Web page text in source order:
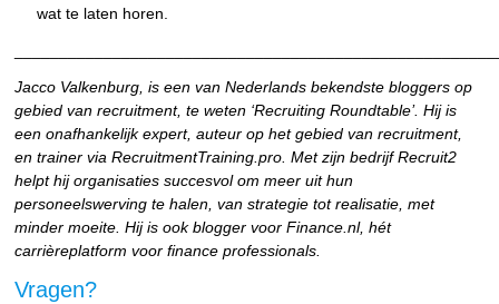
wat te laten horen.
Jacco Valkenburg, is een van Nederlands bekendste bloggers op
gebied van recruitment, te weten ‘Recruiting Roundtable’. Hij is
een onafhankelijk expert, auteur op het gebied van recruitment,
en trainer via RecruitmentTraining.pro. Met zijn bedrijf Recruit2
helpt hij organisaties succesvol om meer uit hun
personeelswerving te halen, van strategie tot realisatie, met
minder moeite. Hij is ook blogger voor Finance.nl, hét
carrièreplatform voor finance professionals.
Vragen?